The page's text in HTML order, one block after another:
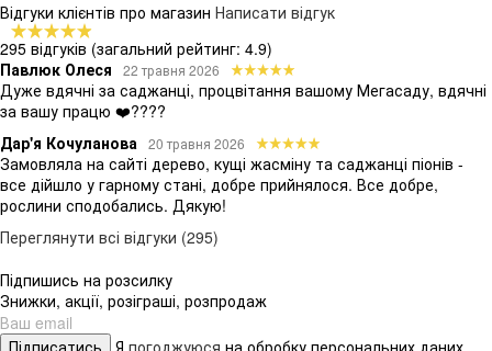
Відгуки клієнтів про магазин Написати відгук
295 відгуків (загальний рейтинг: 4.9)
Павлюк Олеся
22 травня 2026
Дуже вдячні за саджанці, процвітання вашому Мегасаду, вдячні
за вашу працю ❤️????
Дар'я Кочуланова 20 травня 2026
Замовляла на сайті дерево, кущі жасміну та саджанці піонів -
все дійшло у гарному стані, добре прийнялося. Все добре,
рослини сподобались. Дякую!
Переглянути всі відгуки (295)
Підпишись на розсилку
Знижки, акції, розіграші, розпродаж